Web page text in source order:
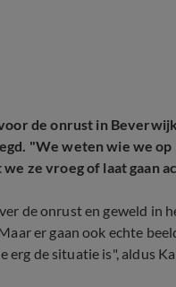
de onrust in
"We weten wie we
ze vroeg of laat gaan
de onrust en geweld in
er gaan ook echte
erg de situatie is", aldus